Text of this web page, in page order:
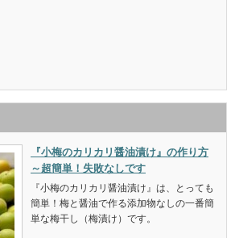
『小梅のカリカリ醤油漬け』の作り方
～超簡単！失敗なしです
『小梅のカリカリ醤油漬け』は、とっても
簡単！梅と醤油で作る添加物なしの一番簡
単な梅干し（梅漬け）です。